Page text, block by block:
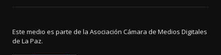
Este medio es parte de la Asociación Cámara de Medios Digitales
de La Paz.